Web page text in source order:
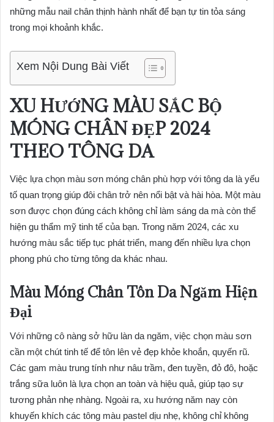
những mẫu nail chân thịnh hành nhất để bạn tự tin tỏa sáng
trong mọi khoảnh khắc.
Xem Nội Dung Bài Viết
XU HƯỚNG MÀU SẮC BỘ
MÓNG CHÂN ĐẸP 2024
THEO TÔNG DA
Việc lựa chọn màu sơn móng chân phù hợp với tông da là yếu
tố quan trọng giúp đôi chân trở nên nổi bật và hài hòa. Một màu
sơn được chọn đúng cách không chỉ làm sáng da mà còn thể
hiện gu thẩm mỹ tinh tế của bạn. Trong năm 2024, các xu
hướng màu sắc tiếp tục phát triển, mang đến nhiều lựa chọn
phong phú cho từng tông da khác nhau.
Màu Móng Chân Tôn Da Ngăm Hiện
Đại
Với những cô nàng sở hữu làn da ngăm, việc chọn màu sơn
cần một chút tinh tế để tôn lên vẻ đẹp khỏe khoắn, quyến rũ.
Các gam màu trung tính như nâu trầm, đen tuyền, đỏ đô, hoặc
trắng sữa luôn là lựa chọn an toàn và hiệu quả, giúp tạo sự
tương phản nhẹ nhàng. Ngoài ra, xu hướng năm nay còn
khuyến khích các tông màu pastel dịu nhẹ, không chỉ không